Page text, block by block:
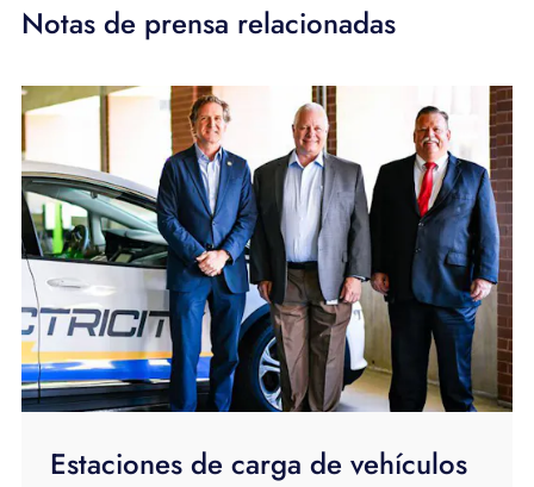
Notas de prensa relacionadas
Estaciones de carga de vehículos